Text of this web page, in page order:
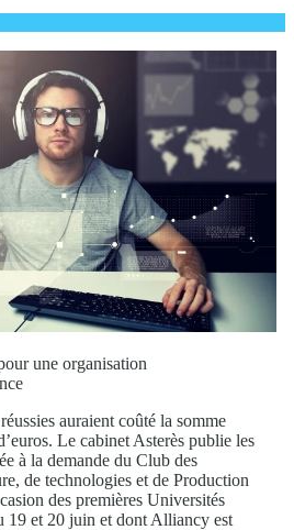
une organisation
auraient coûté la somme
Le cabinet Asterès publie les
à la demande du Club des
de technologies et de Production
des premières Universités
19 et 20 juin et dont Alliancy est